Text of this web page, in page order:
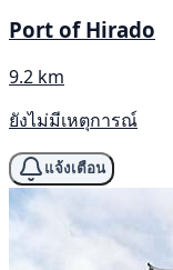
Port of Hirado
9.2 km
ยังไม่มีเหตุการณ์
แจ้งเตือน